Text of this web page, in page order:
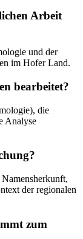
Arbeit
und der
im Hofer Land.
bearbeitet?
die
Analyse
der regionalen
zum